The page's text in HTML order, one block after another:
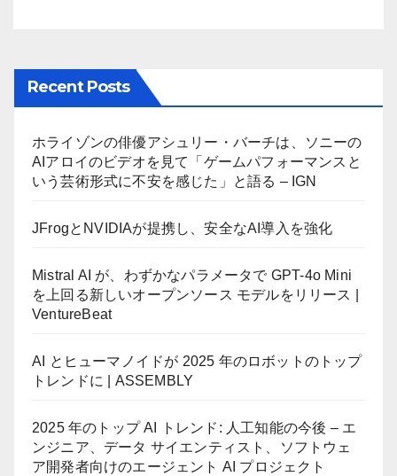
Recent Posts
ホライゾンの俳優アシュリー・バーチは、ソニーの
AIアロイのビデオを見て「ゲームパフォーマンスと
いう芸術形式に不安を感じた」と語る – IGN
JFrogとNVIDIAが提携し、安全なAI導入を強化
Mistral AI が、わずかなパラメータで GPT-4o Mini
を上回る新しいオープンソース モデルをリリース |
VentureBeat
AI とヒューマノイドが 2025 年のロボットのトップ
トレンドに | ASSEMBLY
2025 年のトップ AI トレンド: 人工知能の今後 – エ
ンジニア、データ サイエンティスト、ソフトウェ
ア開発者向けのエージェント AI プロジェクト